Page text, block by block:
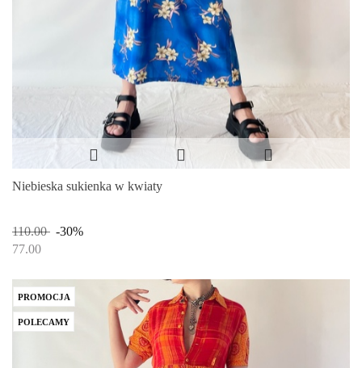
Niebieska sukienka w kwiaty
110.00
-30%
77.00
PROMOCJA
POLECAMY